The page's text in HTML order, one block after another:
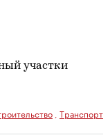
участки
Транспорт